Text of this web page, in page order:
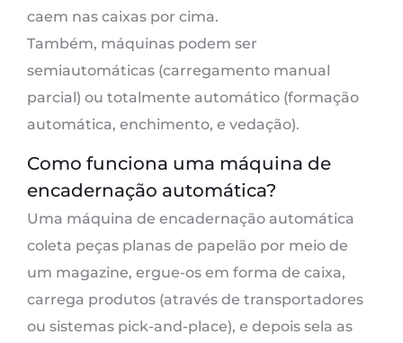
caem nas caixas por cima.
Também, máquinas podem ser
semiautomáticas (carregamento manual
parcial) ou totalmente automático (formação
automática, enchimento, e vedação).
Como funciona uma máquina de
encadernação automática?
Uma máquina de encadernação automática
coleta peças planas de papelão por meio de
um magazine, ergue-os em forma de caixa,
carrega produtos (através de transportadores
ou sistemas pick-and-place), e depois sela as